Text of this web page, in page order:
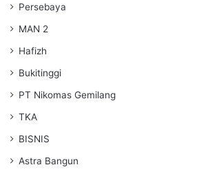
Persebaya
MAN 2
Hafizh
Bukitinggi
PT Nikomas Gemilang
TKA
BISNIS
Astra Bangun